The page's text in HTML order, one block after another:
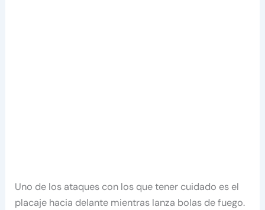
Uno de los ataques con los que tener cuidado es el
placaje hacia delante mientras lanza bolas de fuego.